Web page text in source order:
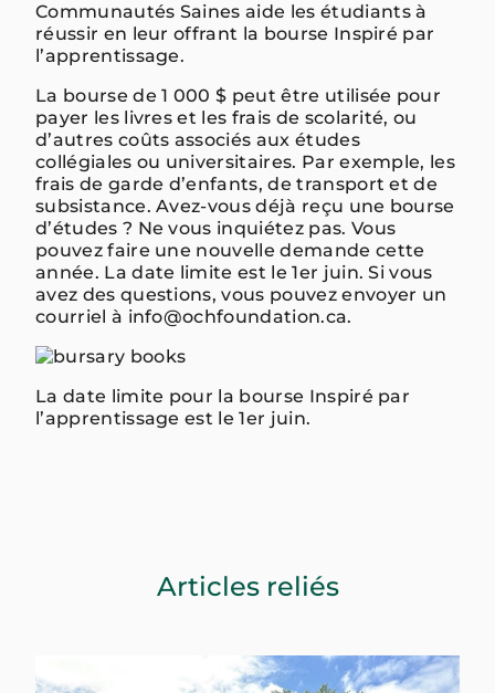
Communautés Saines aide les étudiants à
réussir en leur offrant la bourse Inspiré par
l’apprentissage.
La bourse de 1 000 $ peut être utilisée pour
payer les livres et les frais de scolarité, ou
d’autres coûts associés aux études
collégiales ou universitaires. Par exemple, les
frais de garde d’enfants, de transport et de
subsistance. Avez-vous déjà reçu une bourse
d’études ? Ne vous inquiétez pas. Vous
pouvez faire une nouvelle demande cette
année. La date limite est le 1er juin. Si vous
avez des questions, vous pouvez envoyer un
courriel à info@ochfoundation.ca.
La date limite pour la bourse Inspiré par
l’apprentissage est le 1er juin.
Articles reliés